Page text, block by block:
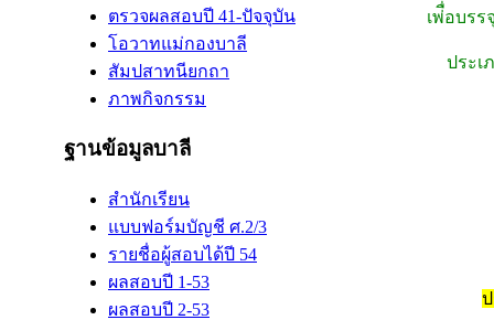
ตรวจผลสอบปี 41-ปัจจุบัน
โอวาทแม่กองบาลี
สัมปสาทนียกถา
ภาพกิจกรรม
ฐานข้อมูลบาลี
สำนักเรียน
แบบฟอร์มบัญชี ศ.2/3
รายชื่อผู้สอบได้ปี 54
ผลสอบปี 1-53
ผลสอบปี 2-53
เพ่ื่อบรร
ประเ